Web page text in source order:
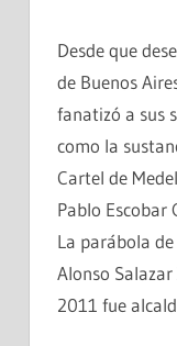
Desde que
de Buenos
fanatizó a sus
como la
Cartel de
Pablo Escobar
La parábola
Alonso
2011 fue